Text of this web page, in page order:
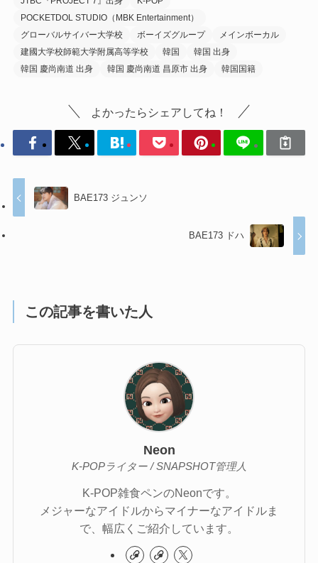
POCKETDOL STUDIO（MBK Entertainment）
グローバルサイバー大学校
ボーイズグループ
メインボーカル
建國大学校師範大学附属高等学校
韓国
韓国 出身
韓国 慶尚南道 出身
韓国 慶尚南道 昌原市 出身 韓国国籍
よかったらシェアしてね！
BAE173 ジュンソ
BAE173 ドハ
この記事を書いた人
Neon
K-POPライター / SNAPSHOT管理人
K-POP雑食ペンのNeonです。
メジャーなアイドルからマイナーなアイドルま
で、幅広くご紹介しています。